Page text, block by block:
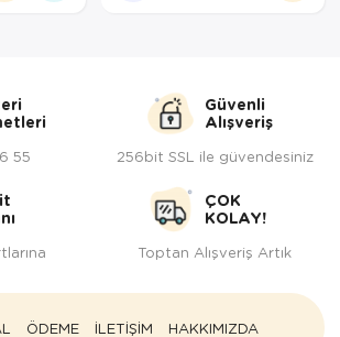
55
Güvenli
Alışveriş
256bit SSL ile güvendesiniz
ÇOK
KOLAY!
Toptan Alışveriş Artık
ÖDEME İLETİŞİM HAKKIMIZDA